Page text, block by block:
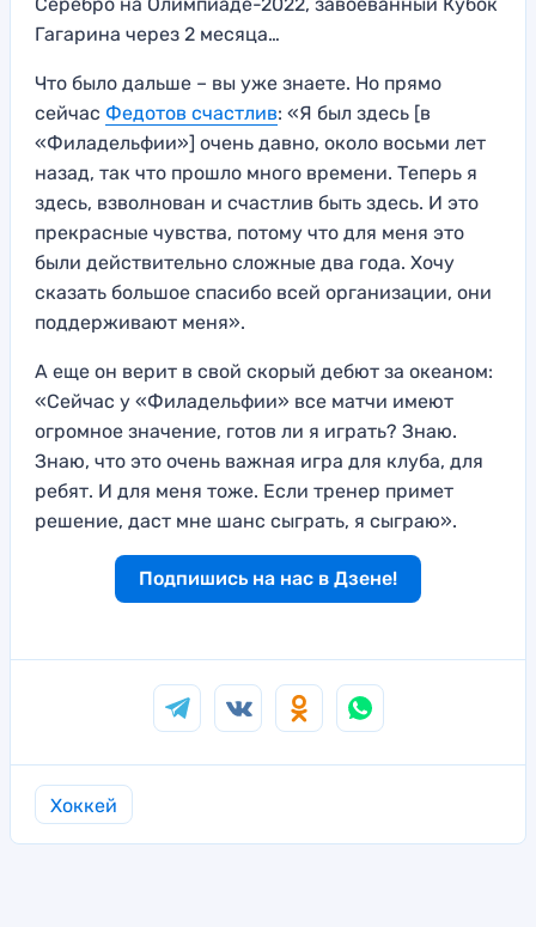
Гагарина через 2 месяца…
Что было дальше – вы уже знаете. Но прямо
сейчас Федотов счастлив: «Я был здесь [в
«Филадельфии»] очень давно, около восьми лет
назад, так что прошло много времени. Теперь я
здесь, взволнован и счастлив быть здесь. И это
прекрасные чувства, потому что для меня это
были действительно сложные два года. Хочу
сказать большое спасибо всей организации, они
поддерживают меня».
А еще он верит в свой скорый дебют за океаном:
«Сейчас у «Филадельфии» все матчи имеют
огромное значение, готов ли я играть? Знаю.
Знаю, что это очень важная игра для клуба, для
ребят. И для меня тоже. Если тренер примет
решение, даст мне шанс сыграть, я сыграю».
Подпишись на нас в Дзене!
Хоккей